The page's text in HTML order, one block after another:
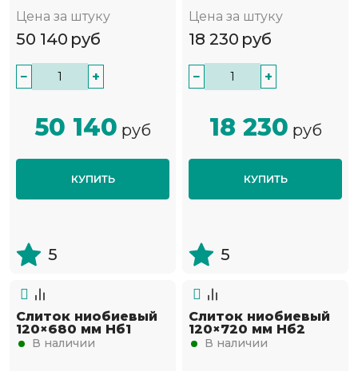
Цена за штуку
50 140 руб
− +
50 140 руб
КУПИТЬ
5
Цена за штуку
18 230 руб
− +
18 230 руб
КУПИТЬ
5
Слиток ниобиевый
120×680 мм Нб1
В наличии
Слиток ниобиевый
120×720 мм Нб2
В наличии